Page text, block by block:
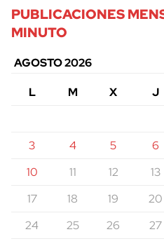
PUBLICACIONES
MINUTO
AGOSTO 2026
L
M X J
3
4 5 6
10
11 12 13
17
18 19 20
24
25 26 27